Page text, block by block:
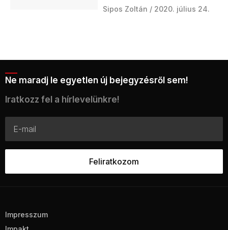
Sipos Zoltán 2020. július 24.
Ne maradj le egyetlen új bejegyzésről sem!
Iratkozz fel a hírlevelünkre!
Impresszum